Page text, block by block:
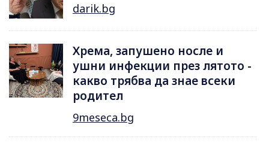
darik.bg
Хрема, запушено носле и
ушни инфекции през лятотo -
какво трябва да знае всеки
родител
9meseca.bg